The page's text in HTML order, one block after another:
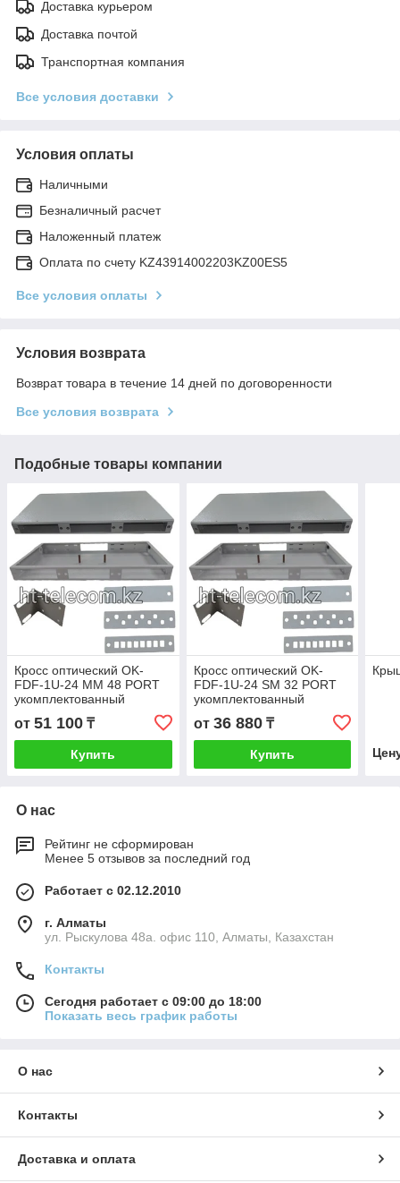
Доставка курьером
Доставка почтой
Транспортная компания
Все условия доставки
Условия оплаты
Наличными
Безналичный расчет
Наложенный платеж
Оплата по счету KZ43914002203KZ00ES5
Все условия оплаты
Условия возврата
Возврат товара в течение 14 дней по договоренности
Все условия возврата
Подобные товары компании
Кросс оптический OK-
FDF-1U-24 ММ 48 PORT
укомплектованный
(доп.кассета 1шт)
от 51 100 ₸
Купить
Кросс оптический OK-
FDF-1U-24 SM 32 PORT
укомплектованный
(доп.кассета 1шт)
от 36 880₸
Купить
О нас
Рейтинг не сформирован
Менее 5 отзывов за последний год
Работает с 02.12.2010
г. Алматы
ул. Рыскулова 48а. офис 110, Алматы, Казахстан
Контакты
Сегодня работает с 09:00 до 18:00
Показать весь график работы
О нас
Контакты
Доставка и оплата